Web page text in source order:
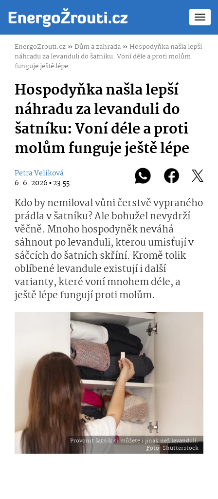
EnergoZrouti.cz»Dům a zahrada» Hospodyňka našla lepší
náhradu za levanduli do šatníku: Voní déle a proti molům
funguje ještě lépe
Hospodyňka našla lepší
náhradu za levanduli do
šatníku: Voní déle a proti
molům funguje ještě lépe
Petra Velíková
6. 6. 2026 ▪ 23:55
Kdo by nemiloval vůni čerstvě vypraného
prádla v šatníku? Ale bohužel nevydrží
věčně. Mnoho hospodyněk neváhá
sáhnout po levanduli, kterou umisťují v
sáčcích do šatních skříní. Kromě tolik
oblíbené levandule existují i další
varianty, které voní mnohem déle, a
ještě lépe fungují proti molům.
Provonit šatník si můžete i jinak než levandulí.
Foto: Shutterstock